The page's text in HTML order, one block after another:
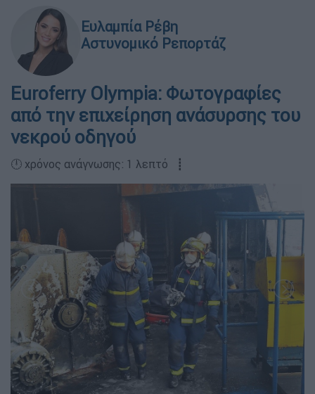
Ευλαμπία Ρέβη
Αστυνομικό Ρεπορτάζ
Euroferry Olympia: Φωτογραφίες
από την επιχείρηση ανάσυρσης του
νεκρού οδηγού
🕛 χρόνος ανάγνωσης: 1 λεπτό ┋